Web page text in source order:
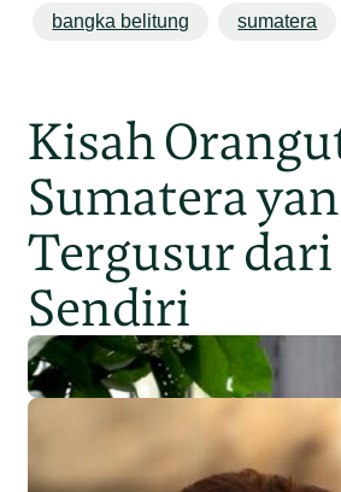
bangka belitung sumatera
Kisah
Sumatera
Tergusur
Sendiri